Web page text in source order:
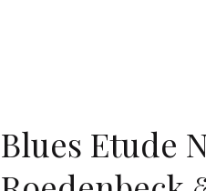
Blues Etude